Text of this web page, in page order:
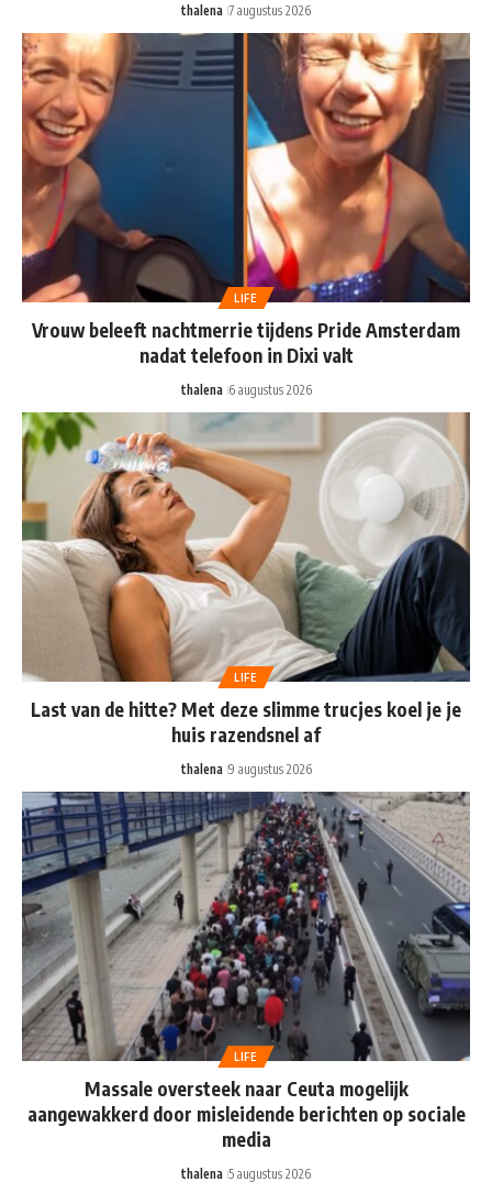
thalena 7 augustus 2026
LIFE
Vrouw beleeft nachtmerrie tijdens Pride Amsterdam
nadat telefoon in Dixi valt
thalena 6 augustus 2026
LIFE
Last van de hitte? Met deze slimme trucjes koel je je
huis razendsnel af
thalena 9 augustus 2026
LIFE
Massale oversteek naar Ceuta mogelijk
aangewakkerd door misleidende berichten op sociale
media
thalena 5 augustus 2026